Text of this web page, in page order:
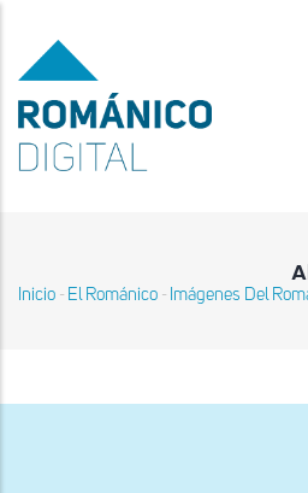
contenido
principal
Sobrescribir
Inicio - El Románico - Imágenes Del